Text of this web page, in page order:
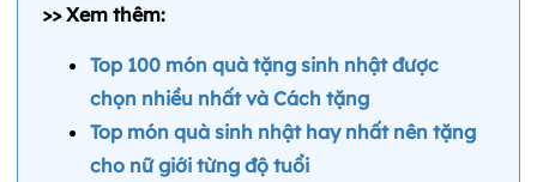
>> Xem thêm:
Top 100 món quà tặng sinh nhật được
chọn nhiều nhất và Cách tặng
Top món quà sinh nhật hay nhất nên tặng
cho nữ giới từng độ tuổi